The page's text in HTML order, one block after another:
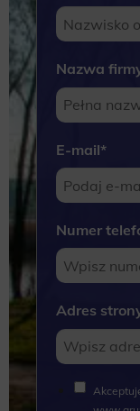
Nazwa
E-mail*
Numer
Adres